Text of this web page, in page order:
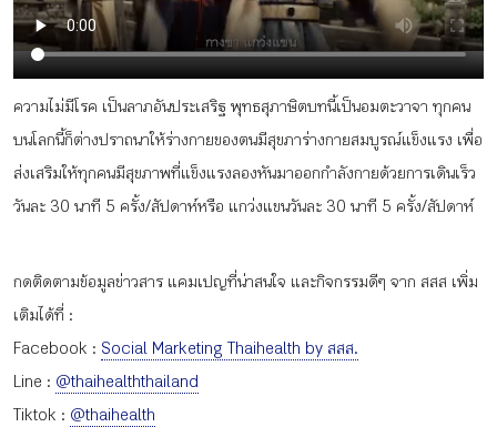
กิจกรรม
หัวข้อที่เราแนะนำ
TH EN
ความไม่มีโรค เป็นลาภอันประเสริฐ พุทธสุภาษิตบทนี้เป็นอมตะวาจา ทุกคน
บนโลกนี้ก็ต่างปราถนาให้ร่างกายของตนมีสุขภาร่างกายสมบูรณ์แข็งแรง เพื่อ
ส่งเสริมให้ทุกคนมีสุขภาพที่แข็งแรงลองหันมาออกกำลังกายด้วยการเดินเร็ว
วันละ 30 นาที 5 ครั้ง/สัปดาห์หรือ แกว่งแขนวันละ 30 นาที 5 ครั้ง/สัปดาห์
กดติดตามข้อมูลข่าวสาร แคมเปญที่น่าสนใจ และกิจกรรมดีๆ จาก สสส เพิ่ม
เติมได้ที่ :
Facebook : Social Marketing Thaihealth by สสส.
Line : @thaihealththailand
Tiktok : @thaihealth